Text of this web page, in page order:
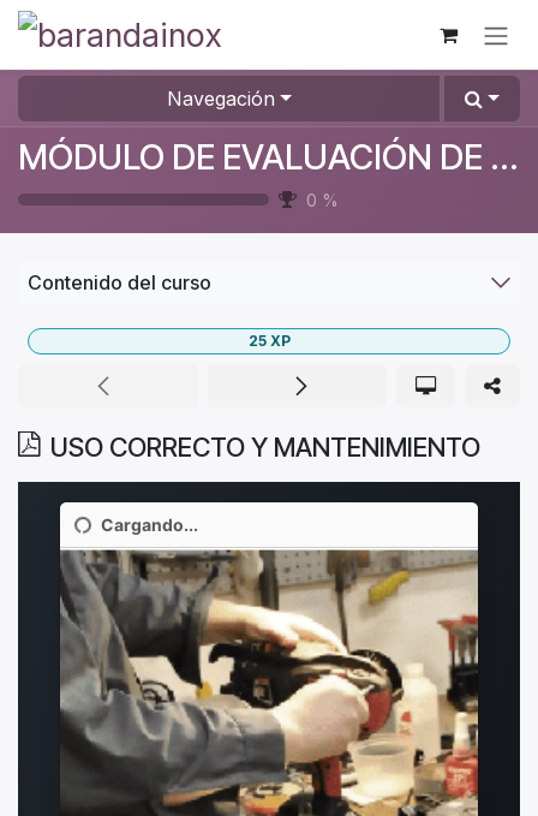
Ir al contenido
Navegación
MÓDULO DE EVALUACIÓN DE PULIDO
0 %
Contenido del curso
USO CORRECTO Y MANTENIMIENTO
25 XP